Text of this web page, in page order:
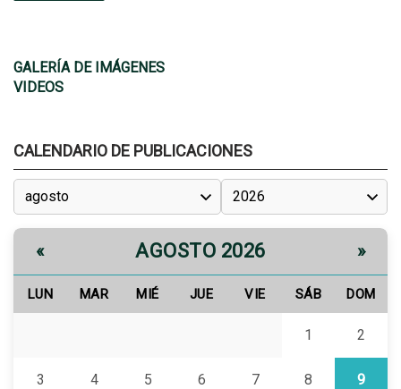
GALERÍA DE IMÁGENES
VIDEOS
CALENDARIO DE PUBLICACIONES
« AGOSTO 2026 »
LUN MAR MIÉ JUE VIE SÁB DOM
1 2
3 4 5 6 7 8 9